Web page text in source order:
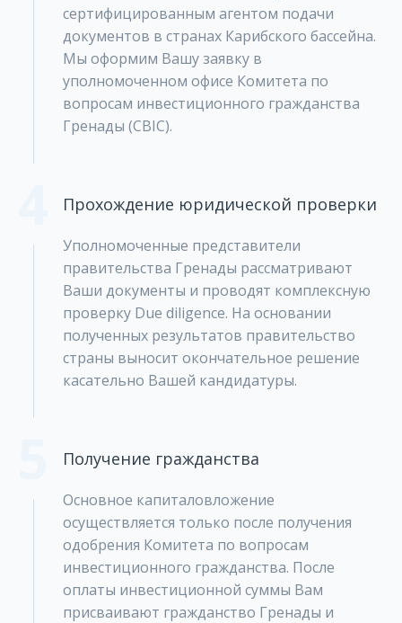
сертифицированным агентом подачи
документов в странах Карибского бассейна.
Мы оформим Вашу заявку в
уполномоченном офисе Комитета по
вопросам инвестиционного гражданства
Гренады (CBIC).
Прохождение юридической проверки
Уполномоченные представители
правительства Гренады рассматривают
Ваши документы и проводят комплексную
проверку Due diligence. На основании
полученных результатов правительство
страны выносит окончательное решение
касательно Вашей кандидатуры.
Получение гражданства
Основное капиталовложение
осуществляется только после получения
одобрения Комитета по вопросам
инвестиционного гражданства. После
оплаты инвестиционной суммы Вам
присваивают гражданство Гренады и